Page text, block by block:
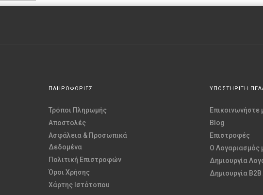
ΠΛΗΡΟΦΟΡΙΕΣ
Τρόποι Πληρωμής
Αποστολές
Ασφάλεια & Προσωπικά
Δεδομένα
Πολιτική Επιστροφών
Όροι Χρήσης
Χάρτης Ιστότοπου
ΥΠΟΣΤΗΡΙΞΗ
Επικοινωνήστε
Blog
Επιστροφές
O Λογαριασμός
Δημιουργία
Δημιουργία